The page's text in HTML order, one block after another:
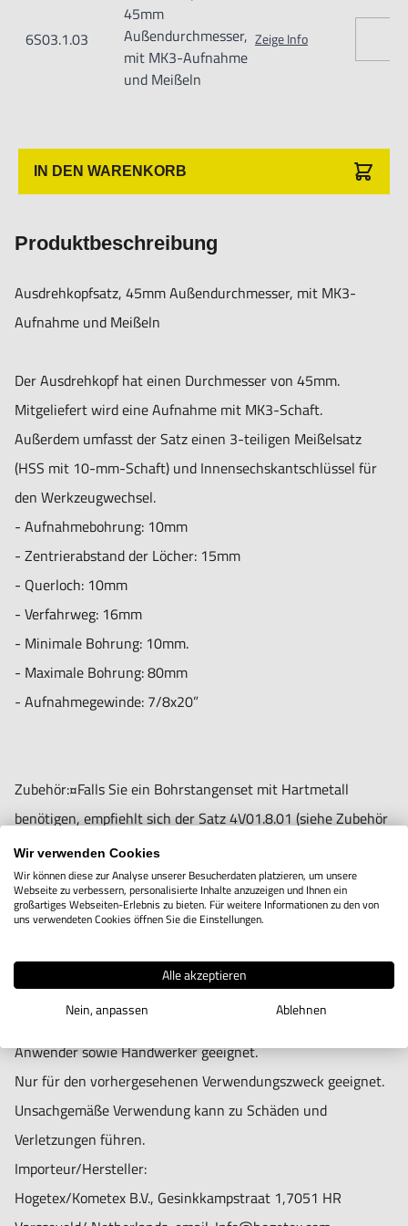
- Maximale Bohrung: 80mm
- Aufnahmegewinde: 7/8x20”
Zubehör:¤Falls Sie ein Bohrstangenset mit Hartmetall
benötigen, empfiehlt sich der Satz 4V01.8.01 (siehe
Zubehör unten)
Nur für technisch versierte und mit dem Produkt vertraute
Anwender sowie Handwerker geeignet.
Nur für den vorhergesehenen Verwendungszweck geeignet.
Unsachgemäße Verwendung kann zu Schäden und
Verletzungen führen.
Importeur/Hersteller:
Hogetex/Kometex B.V., Gesinkkampstraat 1,7051 HR
Varsseveld/ Netherlands, email: Info@hogetex.com
6S03.1.03
45mm
Außendurchmesser,
mit MK3-Aufnahme
und Meißeln
Zeige Info
IN DEN WARENKORB
Produktbeschreibung
Ausdrehkopfsatz, 45mm Außendurchmesser, mit MK3-
Aufnahme und Meißeln
Der Ausdrehkopf hat einen Durchmesser von 45mm.
Mitgeliefert wird eine Aufnahme mit MK3-Schaft.
Außerdem umfasst der Satz einen 3-teiligen Meißelsatz
(HSS mit 10-mm-Schaft) und Innensechskantschlüssel für
den Werkzeugwechsel.
- Aufnahmebohrung: 10mm
- Zentrierabstand der Löcher: 15mm
- Querloch: 10mm
- Verfahrweg: 16mm
- Minimale Bohrung: 10mm.
- Maximale Bohrung: 80mm
- Aufnahmegewinde: 7/8x20”
Zubehör:¤Falls Sie ein Bohrstangenset mit Hartmetall
benötigen, empfiehlt sich der Satz 4V01.8.01 (siehe Zubehör
unten)
Nur für technisch versierte und mit dem Produkt vertraute
Anwender sowie Handwerker geeignet.
Nur für den vorhergesehenen Verwendungszweck geeignet.
Unsachgemäße Verwendung kann zu Schäden und
Verletzungen führen.
Importeur/Hersteller:
Hogetex/Kometex B.V., Gesinkkampstraat 1,7051 HR
Wir verwenden Cookies
Wir können diese zur Analyse unserer Besucherdaten platzieren, um unsere
Webseite zu verbessern, personalisierte Inhalte anzuzeigen und Ihnen ein
großartiges Webseiten-Erlebnis zu bieten. Für weitere Informationen zu den von
uns verwendeten Cookies öffnen Sie die Einstellungen.
Alle akzeptieren
Nein, anpassen
Ablehnen